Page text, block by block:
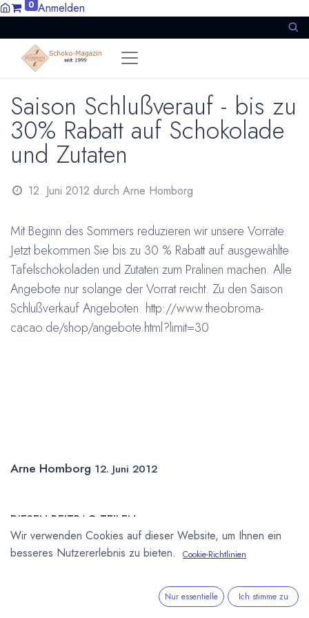
0 Anmelden
Saison Schlußverauf - bis zu
30% Rabatt auf Schokolade
und Zutaten
12. Juni 2012 durch Arne Homborg
Mit Beginn des Sommers reduzieren wir unsere Vorräte.
Jetzt bekommen Sie bis zu 30 % Rabatt auf ausgewählte
Tafelschokoladen und Zutaten zum Pralinen machen. Alle
Angebote nur solange der Vorrat reicht. Zu den Saison
Schlußverkauf Angeboten: http://www.theobroma-
cacao.de/shop/angebote.html?limit=30
Arne Homborg 12. Juni 2012
DIESEN BEITRAG TEILEN
Wir verwenden Cookies auf dieser Website, um Ihnen ein
besseres Nutzererlebnis zu bieten.
Cookie-Richtlinien
Nur essentielle Ich stimme zu